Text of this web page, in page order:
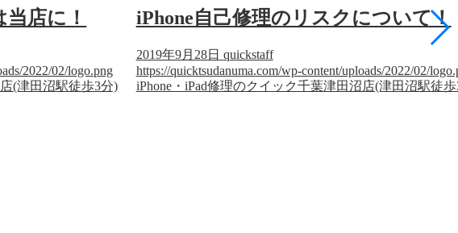
店に！
2022/02/logo.png
(津田沼駅徒歩3分)
iPhone自己修理のリスクについて！
2019年9月28日 quickstaff
https://quicktsudanuma.com/wp-content/uploads/2022/02/
iPhone・iPad修理のクイック千葉津田沼店(津田沼駅徒